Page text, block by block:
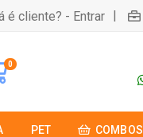
é cliente? - Entrar |
0
PET COMBOS